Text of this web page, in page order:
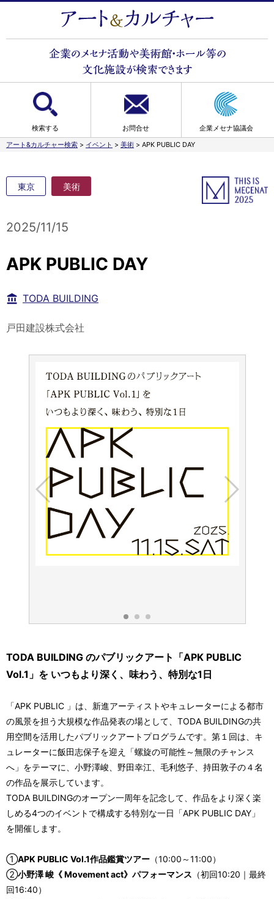
検索する お問合せ
企業メセナ協議会
アート&カルチャー検索 > イベント > 美術 > APK PUBLIC DAY
東京 美術
2025/11/15
APK PUBLIC DAY
TODA BUILDING
戸田建設株式会社
TODA BUILDING のパブリックアート「APK PUBLIC
Vol.1」を いつもより深く、味わう、特別な1日
「APK PUBLIC 」は、新進アーティストやキュレーターによる都市
の風景を担う大規模な作品発表の場として、TODA BUILDINGの共
用空間を活用したパブリックアートプログラムです。第１回は、キ
ュレーターに飯田志保子を迎え「螺旋の可能性～無限のチャンス
へ」をテーマに、小野澤峻、野田幸江、毛利悠子、持田敦子の４名
の作品を展示しています。
TODA BUILDINGのオープン一周年を記念して、作品をより深く楽
しめる4つのイベントで構成する特別な一日「APK PUBLIC DAY」
を開催します。
①APK PUBLIC Vol.1作品鑑賞ツアー （10:00～11:00）
②小野澤 峻《 Movement act》パフォーマンス （初回10:20｜最終
回16:40）